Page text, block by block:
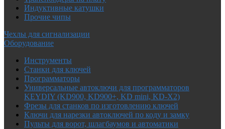
Индуктивные катушки
Прочие чипы
Чехлы для сигнализации
Оборудование
Инструменты
Cтанки для ключей
Программаторы
Универсальные автоключи для программаторов
KEYDIY (KD900, KD900+, KD mini, KD-X2)
Фрезы для станков по изготовлению ключей
Ключи для нарезки автоключей по коду и замку
Пульты для ворот, шлагбаумов и автоматики